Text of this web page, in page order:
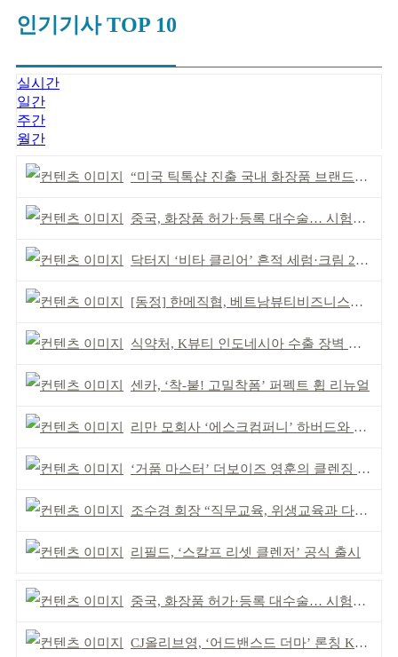
인기기사 TOP 10
실시간
일간
주간
월간
“미국 틱톡샵 진출 국내 화장품 브랜드에 풀필먼트”
중국, 화장품 허가·등록 대수술… 시험자료 공용 허용
닥터지 ‘비타 클리어’ 흔적 세럼·크림 2종 출시
[동정] 한메직협, 베트남뷰티비즈니스협회와 MOU
식약처, K뷰티 인도네시아 수출 장벽 완화 성과
센카, ‘착-붙! 고밀착폼’ 퍼펙트 휩 리뉴얼
리만 모회사 ‘에스크컴퍼니’ 하버드와 협약 체결
‘거품 마스터’ 더보이즈 영훈의 클렌징 비결은?
조수경 회장 “직무교육, 위생교육과 다르다”
리필드, ‘스칼프 리셋 클렌저’ 공식 출시
중국, 화장품 허가·등록 대수술… 시험자료 공용 허용
CJ올리브영, ‘어드밴스드 더마’ 론칭 K더마 육성 박차